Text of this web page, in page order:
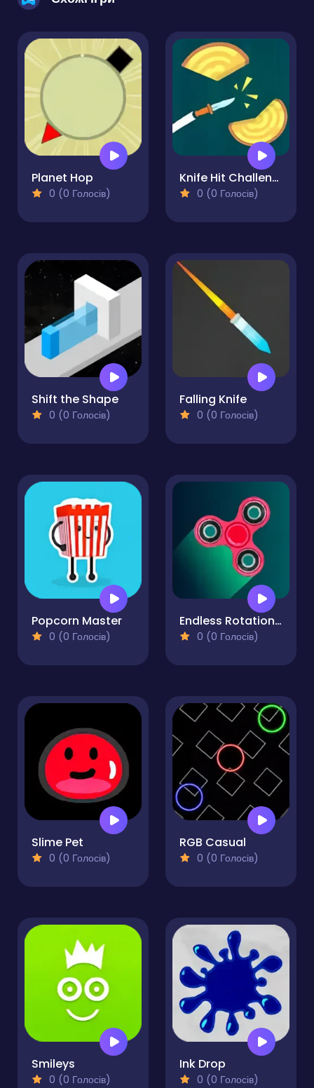
Planet Hop
0 (0 Голосів)
Knife Hit Challenge
0 (0 Голосів)
Shift the Shape
0 (0 Голосів)
Falling Knife
0 (0 Голосів)
Popcorn Master
0 (0 Голосів)
Endless Rotation - Spinner Challenge
0 (0 Голосів)
Slime Pet
0 (0 Голосів)
RGB Casual
0 (0 Голосів)
Smileys
0 (0 Голосів)
Ink Drop
0 (0 Голосів)